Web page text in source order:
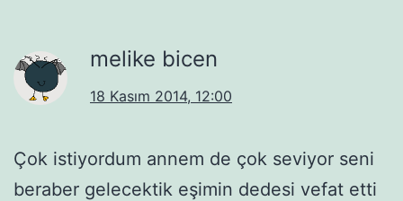
melike bicen
18 Kasım 2014, 12:00
Çok istiyordum annem de çok seviyor seni
beraber gelecektik eşimin dedesi vefat etti